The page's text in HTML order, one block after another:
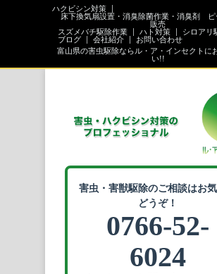
ハクビシン対策
床下換気扇設置・消臭除菌作業・消臭剤 ピ
販売
スズメバチ駆除作業
ハト対策
シロアリ
ブログ
会社紹介
お問い合わせ
富山県の害虫駆除ならル・ア・インセクトに
い!!
害虫・害獣駆除のご相談はお
どうぞ！
0766-52-
6024